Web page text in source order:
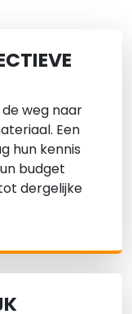
weg naar
Een
hun kennis
budget
dergelijke